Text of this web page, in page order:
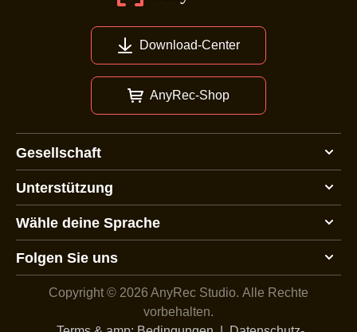
Download-Center
AnyRec-Shop
Gesellschaft
Unterstützung
Wähle deine Sprache
Folgen Sie uns
Copyright © 2026 AnyRec Studio. Alle Rechte
vorbehalten.